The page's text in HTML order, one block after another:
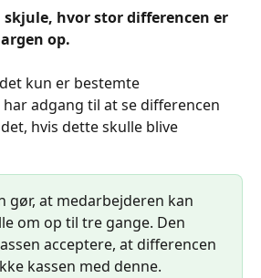
hvor stor differencen er
op.
kun er bestemte
adgang til at se differencen
hvis dette skulle blive
gør, at medarbejderen kan
om op til tre gange. Den
acceptere, at differencen
kassen med denne.